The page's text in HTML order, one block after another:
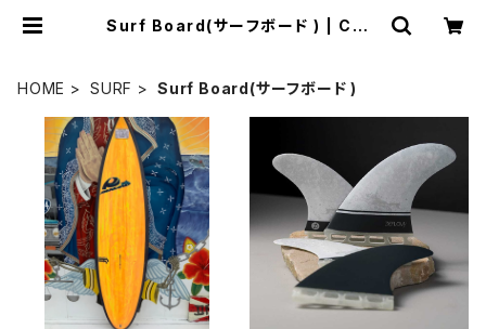
Surf Board(サーフボード ) | CCC
HOME SURF Surf Board(サーフボード )